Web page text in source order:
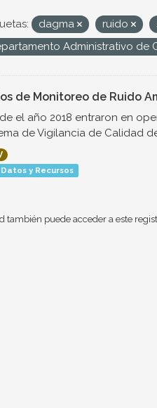
dagma ruido
Administrativo de
de Monitoreo de Ruido
el año 2018 entraron en
de Vigilancia de Calidad
Datos y Recursos
también puede acceder a este